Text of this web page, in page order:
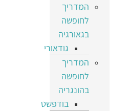
המדריך
לחופשה
בגאורגיה
גודאורי
המדריך
לחופשה
בהונגריה
בודפשט